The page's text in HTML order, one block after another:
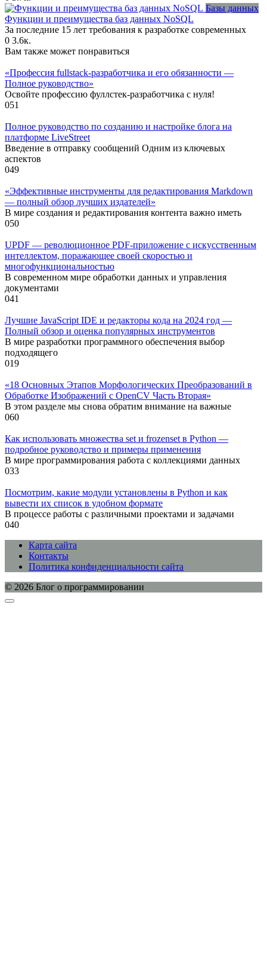
Базы данных
Функции и преимущества баз данных NoSQL
За последние 15 лет требования к разработке современных
0 3.6к.
Вам также может понравиться
«Профессия fullstack-разработчика и его обязанности —
Полное руководство»
Освойте профессию фуллстек-разработчика с нуля!
051
Полное руководство по созданию и настройке блога на
платформе LiveStreet
Введение в отправку сообщений Одним из ключевых
аспектов
049
«Эффективные инструменты для редактирования Markdown
— полный обзор лучших издателей»
В мире создания и редактирования контента важно иметь
050
UPDF — революционное PDF-приложение с искусственным
интеллектом, поражающее своей скоростью и
многофункциональностью
В современном мире обработки данных и управления
документами
041
Лучшие JavaScript IDE и редакторы кода на 2024 год —
Полный обзор и оценка популярных инструментов
В мире разработки программного обеспечения выбор
подходящего
019
«18 Основных Этапов Морфологических Преобразований в
Обработке Изображений с OpenCV Часть Вторая»
В этом разделе мы снова обратим внимание на важные
060
Как использовать множества set и frozenset в Python —
подробное руководство и примеры применения
В мире программирования работа с коллекциями данных
033
Посмотрим, какие модули установлены в Python и как
вывести их список в удобном формате
В процессе работы с различными проектами и задачами
040
Карта сайта
Контакты
Политика конфиденциальности сайта
© 2026 Блог о программировании